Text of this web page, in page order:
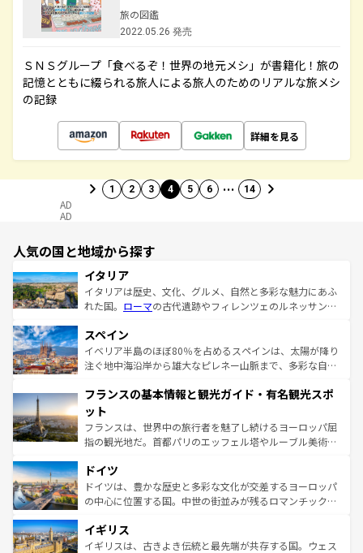
旅の図鑑
2022.05.26 発売
ＳＮＳグループ「食べるぞ！世界の地元メシ」が書籍化！旅の
記憶とともに綴られる旅人による旅人のためのリアルな旅メシ
の記録
詳細を見る
1 2 3 4 5 6 … 14
AD
AD
人気の国と地域から探す
イタリア
イタリアは歴史、文化、グルメ、自然と多彩な魅力にあふ
れた国。 ローマの古代遺跡やフィレンツェのルネッサンス
ろん、トスカーナの美しい田園風景やアマルフィ海岸の絶
景など、自然景観も見逃せない。観光の合間には、本場の
ピザやパスタなど、絶品のイタリア料理を堪能することも
ませてくれるイタリアで、忘れられない旅をしてみよう！
なお、新着のイタリア情報は
しい。
スペイン
イベリア半島のほぼ80％を占めるスペインは、太陽が降り
注ぐ地中海沿岸から雄大なピレネー山脈まで、多彩な自然
文化が根付くこの国では、情熱的なフラメンコ、熱気あふ
れる闘牛、そして美味しいタパスが生活の一部となってい
る。首都マドリードの洗練された雰囲気や、バルセロナの
アートに溢れた街角から、地方では古代ローマ遺跡や中世
せる。地方によって風土や気候が異なるスペインはその個
性で訪れる人を魅了する。 なお、新着のスペイン情報は コ
ンテンツ一覧を参照してほしい。
フランスの基本情報と観光ガイド・有名観光スポ
ット
フランスは、世界中の旅行者を魅了し続けるヨーロッパ屈
指の観光地だ。首都パリのエッフェル塔やルーブル美術館
で、幅広い魅力が詰まっている。華麗な宮殿、歴史的な大
聖堂、美しいビーチ、そして豊かな自然が、訪れる者を心
から魅了する。また、フランスは美食の国としても知ら
いる。シャンパンの発祥地であるランス、プロヴァンスの
香り高いラベンダー畑など、多彩な楽しみ方が可能だ。さ
ドイツ
ドイツは、豊かな歴史と多彩な文化が交差するヨーロッパ
の中心に位置する国。中世の街並みが残るロマンチック街
顔を持つこの国は、どこを歩いても飽きることがない。ベ
ルリンの文化的活気、バイエルン州のアルプスの絶景、そ
イギリス
イギリスは、古きよき伝統と最先端が共存する国。ウェス